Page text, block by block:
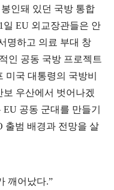
인돼 있던 국방 통합
일 EU 외교장관들은 안
명하고 의료 부대 창
인 공동 국방 프로젝트
미국 대통령의 국방비
우산에서 벗어나겠
EU 공동 군대를 만들기
출범 배경과 전망을 살
깨어났다.”